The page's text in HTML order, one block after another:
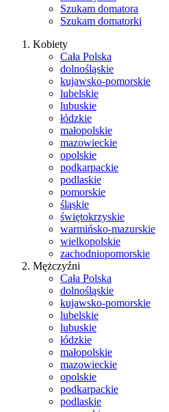
Szukam domatora
Szukam domatorki
Kobiety
Cała Polska
dolnośląskie
kujawsko-pomorskie
lubelskie
lubuskie
łódzkie
małopolskie
mazowieckie
opolskie
podkarpackie
podlaskie
pomorskie
śląskie
świętokrzyskie
warmińsko-mazurskie
wielkopolskie
zachodniopomorskie
Mężczyźni
Cała Polska
dolnośląskie
kujawsko-pomorskie
lubelskie
lubuskie
łódzkie
małopolskie
mazowieckie
opolskie
podkarpackie
podlaskie